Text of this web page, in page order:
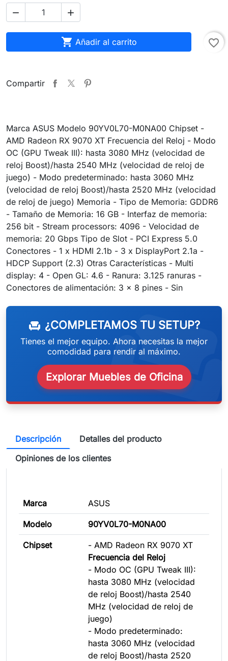
 
 Añadir al carrito favorite_border
Compartir
Marca ASUS Modelo 90YV0L70-M0NA00 Chipset -
AMD Radeon RX 9070 XT Frecuencia del Reloj - Modo
OC (GPU Tweak III): hasta 3080 MHz (velocidad de
reloj Boost)/hasta 2540 MHz (velocidad de reloj de
juego) - Modo predeterminado: hasta 3060 MHz
(velocidad de reloj Boost)/hasta 2520 MHz (velocidad
de reloj de juego) Memoria - Tipo de Memoria: GDDR6
- Tamaño de Memoria: 16 GB - Interfaz de memoria:
256 bit - Stream processors: 4096 - Velocidad de
memoria: 20 Gbps Tipo de Slot - PCI Express 5.0
Conectores - 1 x HDMI 2.1b - 3 x DisplayPort 2.1a -
HDCP Support (2.3) Otras Características - Multi
display: 4 - Open GL: 4.6 - Ranura: 3.125 ranuras -
Conectores de alimentación: 3 x 8 pines - Sin
chair ¿COMPLETAMOS TU SETUP?
Tienes el mejor equipo. Ahora necesitas la mejor
comodidad para rendir al máximo.
Explorar Muebles de Oficina
Descripción
Detalles del producto
Opiniones de los clientes
Marca ASUS
Modelo 90YV0L70-M0NA00
Chipset
- AMD Radeon RX 9070 XT
Frecuencia del Reloj
- Modo OC (GPU Tweak III):
hasta 3080 MHz (velocidad
de reloj Boost)/hasta 2540
MHz (velocidad de reloj de
juego)
- Modo predeterminado:
hasta 3060 MHz (velocidad
de reloj Boost)/hasta 2520